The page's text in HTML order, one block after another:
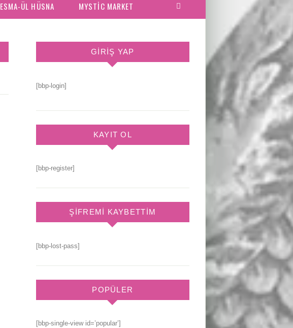
ESMA-ÜL HÜSNA MYSTIC MARKET
GIRIŞ YAP
[bbp-login]
KAYIT OL
[bbp-register]
ŞIFREMI KAYBETTIM
[bbp-lost-pass]
POPÜLER
[bbp-single-view id=’popular’]